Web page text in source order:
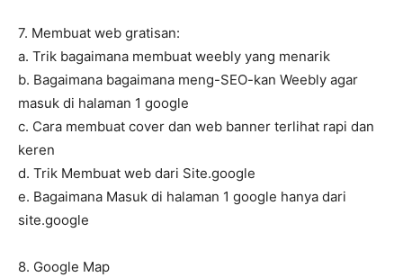
7. Membuat web gratisan:
a. Trik bagaimana membuat weebly yang menarik
b. Bagaimana bagaimana meng-SEO-kan Weebly agar
masuk di halaman 1 google
c. Cara membuat cover dan web banner terlihat rapi dan
keren
d. Trik Membuat web dari Site.google
e. Bagaimana Masuk di halaman 1 google hanya dari
site.google
8. Google Map